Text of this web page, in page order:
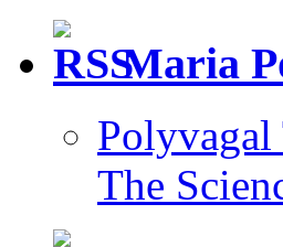
Maria
The